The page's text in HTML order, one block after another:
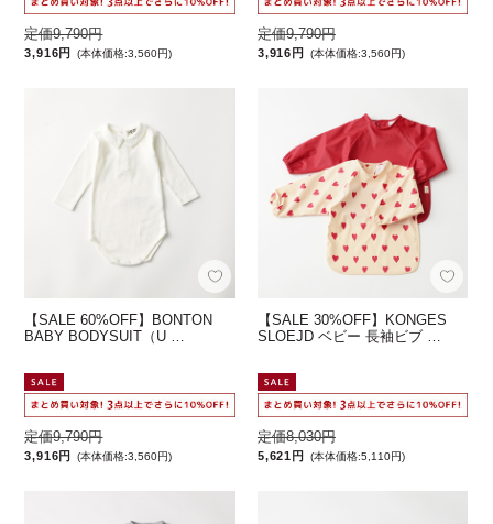
定価9,790円
3,916円 (本体価格:3,560円)
定価9,790円
3,916円 (本体価格:3,560円)
【SALE 60%OFF】BONTON
BABY BODYSUIT（U …
定価9,790円
3,916円 (本体価格:3,560円)
【SALE 30%OFF】KONGES
SLOEJD ベビー 長袖ビブ …
定価8,030円
5,621円 (本体価格:5,110円)